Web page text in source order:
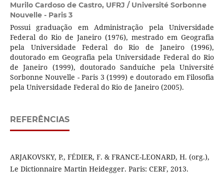
Murilo Cardoso de Castro, UFRJ / Université Sorbonne
Nouvelle - Paris 3
Possui graduação em Administração pela Universidade
Federal do Rio de Janeiro (1976), mestrado em Geografia
pela Universidade Federal do Rio de Janeiro (1996),
doutorado em Geografia pela Universidade Federal do Rio
de Janeiro (1999), doutorado Sanduíche pela Université
Sorbonne Nouvelle - Paris 3 (1999) e doutorado em Filosofia
pela Universidade Federal do Rio de Janeiro (2005).
REFERÊNCIAS
ARJAKOVSKY, P., FÉDIER, F. & FRANCE-LEONARD, H. (org.),
Le Dictionnaire Martin Heidegger. Paris: CERF, 2013.